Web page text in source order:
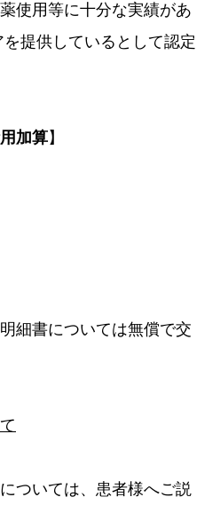
使用等に十分な実績があ
提供しているとして認定
加算】
細書については無償で交
ついては、患者様へご説